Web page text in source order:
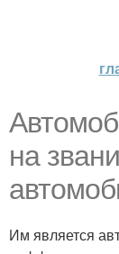
на
Им является